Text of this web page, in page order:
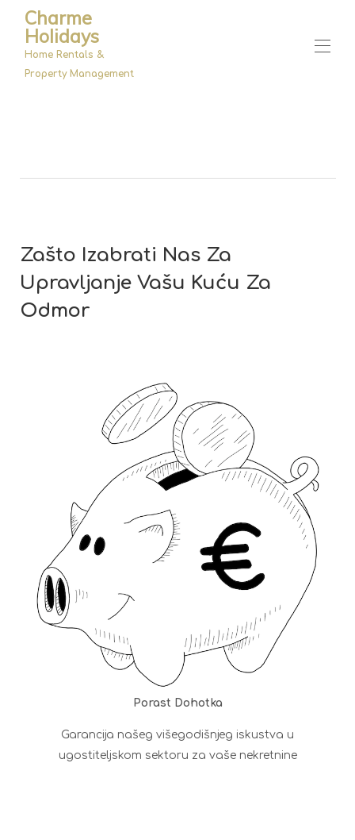
Charme
Holidays
Home Rentals &
Property Management
Zašto Izabrati Nas Za
Upravljanje Vašu Kuću Za
Odmor
Porast Dohotka
Garancija našeg višegodišnjeg iskustva u
ugostiteljskom sektoru za vaše nekretnine